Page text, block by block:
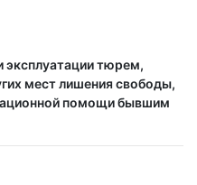
эксплуатации тюрем,
мест лишения свободы,
помощи бывшим